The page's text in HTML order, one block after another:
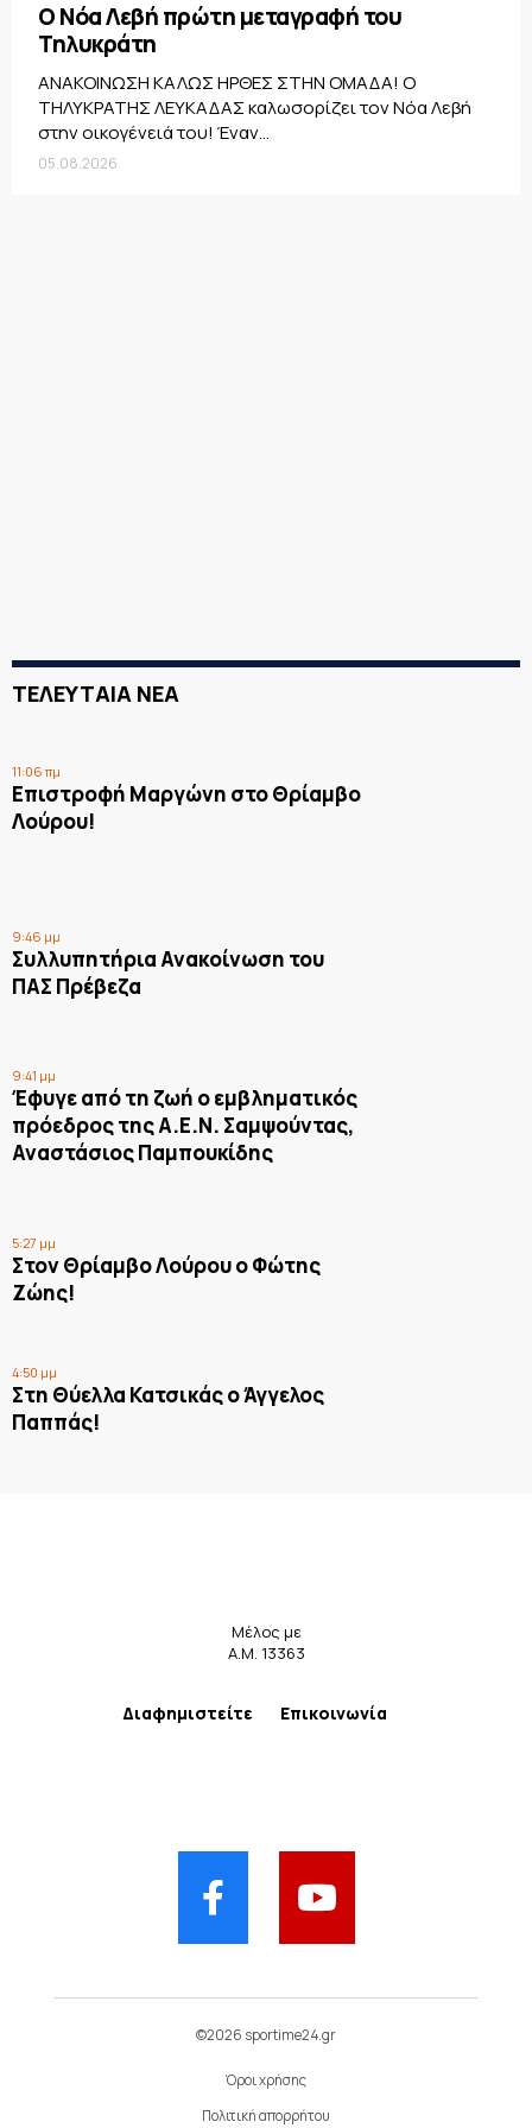
Ο Νόα Λεβή πρώτη μεταγραφή του
Τηλυκράτη
ΑΝΑΚΟΙΝΩΣΗ ΚΑΛΩΣ ΗΡΘΕΣ ΣΤΗΝ ΟΜΑΔΑ! Ο
ΤΗΛΥΚΡΑΤΗΣ ΛΕΥΚΑΔΑΣ καλωσορίζει τον Νόα Λεβή
στην οικογένειά του! Έναν...
05.08.2026
ΤΕΛΕΥΤΑΙΑ ΝΕΑ
11:06 πμ
Επιστροφή Μαργώνη στο Θρίαμβο
Λούρου!
9:46 μμ
Συλλυπητήρια Ανακοίνωση του
ΠΑΣ Πρέβεζα
9:41 μμ
Έφυγε από τη ζωή ο εμβληματικός
πρόεδρος της Α.Ε.Ν. Σαμψούντας,
Αναστάσιος Παμπουκίδης
5:27 μμ
Στον Θρίαμβο Λούρου ο Φώτης
Ζώης!
4:50 μμ
Στη Θύελλα Κατσικάς ο Άγγελος
Παππάς!
Μέλος με
Α.Μ. 13363
Διαφημιστείτε Επικοινωνία
©2026 sportime24.gr
Όροι χρήσης
Πολιτική απορρήτου